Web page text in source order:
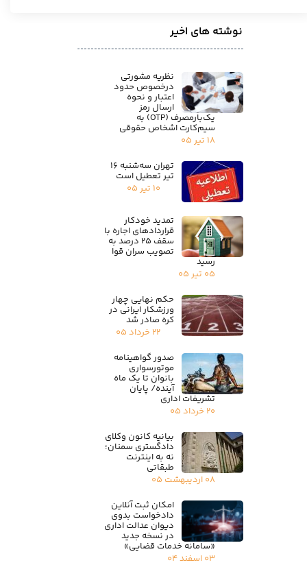
نوشته های اخیر
نظریه مشورتی
درخصوص حدود
اعتبار و نحوه
ارسال رمز
یک‌بارمصرف (OTP) به
سیم‌کارت اشخاص حقوقی
۱۸ تیر ۰۵
تهران سه‌شنبه ۱۶
تیر تعطیل است
۱۰ تیر ۰۵
تمدید خودکار
قراردادهای اجاره با
سقف ۲۵ درصد به
تصویب سران قوا
رسید
۰۵ تیر ۰۵
حکم نهایی چهار
ورزشکار ایرانی در
کره صادر شد
۲۲ خرداد ۰۵
صدور گواهینامه
موتورسواری
بانوان تا یک ماه
آینده/ پایان
تشریفات اداری
۲۰ خرداد ۰۵
بیانیه کانون وکلای
دادگستری سمنان؛
نه به اینترنت
طبقاتی
۰۸ اردیبهشت ۰۵
امکان ثبت آنلاین
دادخواست بدوی
دیوان عدالت اداری
در نسخه جدید
«سامانه خدمات قضایی»
۰۳ اسفند ۰۴